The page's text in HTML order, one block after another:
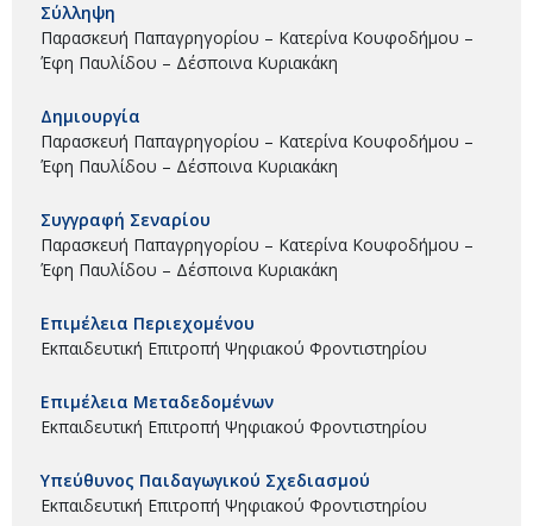
Σύλληψη
Παρασκευή Παπαγρηγορίου – Κατερίνα Κουφοδήμου –
Έφη Παυλίδου – Δέσποινα Κυριακάκη
Δημιουργία
Παρασκευή Παπαγρηγορίου – Κατερίνα Κουφοδήμου –
Έφη Παυλίδου – Δέσποινα Κυριακάκη
Συγγραφή Σεναρίου
Παρασκευή Παπαγρηγορίου – Κατερίνα Κουφοδήμου –
Έφη Παυλίδου – Δέσποινα Κυριακάκη
Επιμέλεια Περιεχομένου
Εκπαιδευτική Επιτροπή Ψηφιακού Φροντιστηρίου
Επιμέλεια Μεταδεδομένων
Εκπαιδευτική Επιτροπή Ψηφιακού Φροντιστηρίου
Υπεύθυνος Παιδαγωγικού Σχεδιασμού
Εκπαιδευτική Επιτροπή Ψηφιακού Φροντιστηρίου